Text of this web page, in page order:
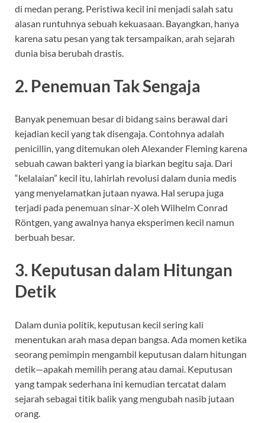
di medan perang. Peristiwa kecil ini menjadi salah satu
alasan runtuhnya sebuah kekuasaan. Bayangkan, hanya
karena satu pesan yang tak tersampaikan, arah sejarah
dunia bisa berubah drastis.
2. Penemuan Tak Sengaja
Banyak penemuan besar di bidang sains berawal dari
kejadian kecil yang tak disengaja. Contohnya adalah
penicillin, yang ditemukan oleh Alexander Fleming karena
sebuah cawan bakteri yang ia biarkan begitu saja. Dari
“kelalaian” kecil itu, lahirlah revolusi dalam dunia medis
yang menyelamatkan jutaan nyawa. Hal serupa juga
terjadi pada penemuan sinar-X oleh Wilhelm Conrad
Röntgen, yang awalnya hanya eksperimen kecil namun
berbuah besar.
3. Keputusan dalam Hitungan
Detik
Dalam dunia politik, keputusan kecil sering kali
menentukan arah masa depan bangsa. Ada momen ketika
seorang pemimpin mengambil keputusan dalam hitungan
detik—apakah memilih perang atau damai. Keputusan
yang tampak sederhana ini kemudian tercatat dalam
sejarah sebagai titik balik yang mengubah nasib jutaan
orang.